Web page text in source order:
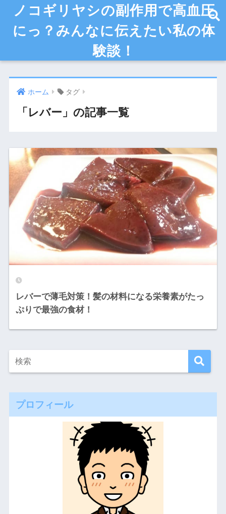
ノコギリヤシの副作用で高血圧
にっ？みんなに伝えたい私の体
験談！
ホーム タグ
「レバー」の記事一覧
レバーで薄毛対策！髪の材料になる栄養素がたっ
ぷりで最強の食材！
プロフィール